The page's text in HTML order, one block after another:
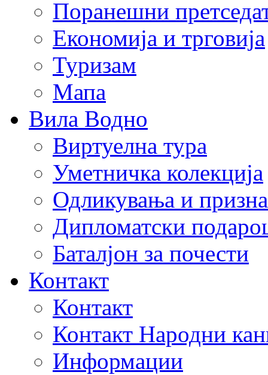
Поранешни
Економија и трговија
Туризам
Мапа
Вила Водно
Виртуелна тура
Уметничка колекција
Одликувања и
Дипломатски
Баталјон за почести
Контакт
Контакт
Контакт Народни
Информации